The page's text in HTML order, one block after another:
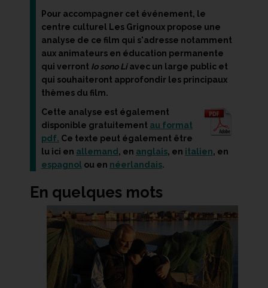
Pour accompagner cet événement, le
centre culturel Les Grignoux propose une
analyse de ce film qui s'adresse notamment
aux animateurs en éducation permanente
qui verront Io sono Liavec un large public et
qui souhaiteront approfondir les principaux
thèmes du film.
Cette analyse est également
disponible gratuitement au format
pdf. Ce texte peut également être
lu ici en allemand , en anglais, en italien, en
espagnol ou en néerlandais.
En quelques mots